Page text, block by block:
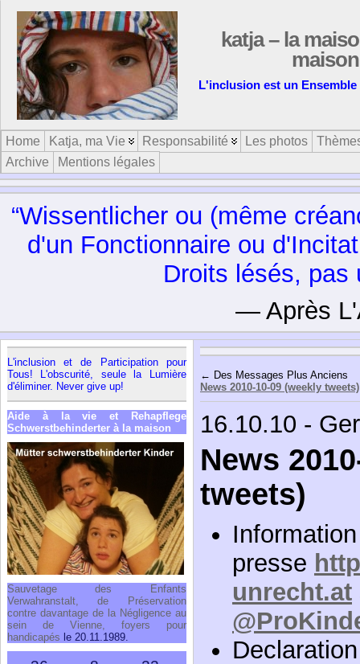
katja – la
L'inclusion est un Ensemble
Home Katja, ma Vie Responsabilité Les photos
Archive
Mentions légales
“Wissentlicher ou (même
d'un Fonctionnaire ou
Droits lésés, pas
— Après
L'inclusion et de Participation pour
Tous! L'obscurité, seule la Lumière
d'éliminer. Never give up!
Aide à la vie et Rehapflege
Schwerstbehinderter à la maison
Sauvetage des Enfants
Verwahranstalt, de Préservation
contre davantage de la Négligence au
sein de Vienne, foyers pour
handicapés le 20.11.1989.
← Des Messages Plus Anciens
News 2010-10-09 (weekly tweets)
16.10.10 -
News
tweets)
presse
unrecht.at